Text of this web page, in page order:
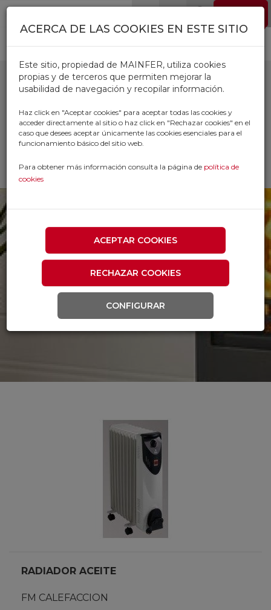
Pasar al contenido principal
RADIADORES ACEITE
Inicio Productos
CLIMATIZACION
RADIADORES ACEITE
RADIADOR ACEITE
FM CALEFACCION
ACERCA DE LAS COOKIES EN ESTE SITIO
Este sitio, propiedad de MAINFER, utiliza cookies
propias y de terceros que permiten mejorar la
usabilidad de navegación y recopilar información.
Haz click en "Aceptar cookies" para aceptar todas las cookies y
acceder directamente al sitio o haz click en "Rechazar cookies" en el
caso que desees aceptar únicamente las cookies esenciales para el
funcionamiento básico del sitio web.
Para obtener más información consulta la página de política de
cookies
ACEPTAR COOKIES
RECHAZAR COOKIES
CONFIGURAR